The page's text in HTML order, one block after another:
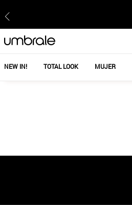
NEW IN! TOTAL LOOK MUJER